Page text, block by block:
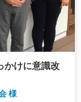
かけに意識改
様